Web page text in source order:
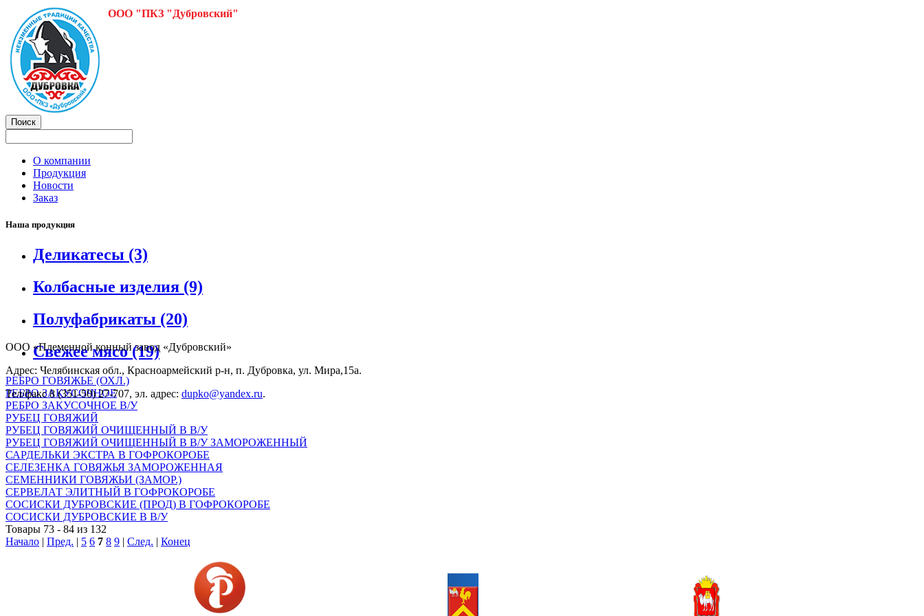
ООО "ПКЗ "Дубровский"
О компании
Продукция
Новости
Заказ
Наша продукция
Деликатесы (3)
Колбасные изделия (9)
Полуфабрикаты (20)
Свежее мясо(19)
РЕБРО ГОВЯЖЬЕ (ОХЛ.)
РЕБРО ЗАКУСОЧНОЕ
РЕБРО ЗАКУСОЧНОЕ В/У
РУБЕЦ ГОВЯЖИЙ
РУБЕЦ ГОВЯЖИЙ ОЧИЩЕННЫЙ В В/У
РУБЕЦ ГОВЯЖИЙ ОЧИЩЕННЫЙ В В/У ЗАМОРОЖЕННЫЙ
САРДЕЛЬКИ ЭКСТРА В ГОФРОКОРОБЕ
СЕЛЕЗЕНКА ГОВЯЖЬЯ ЗАМОРОЖЕННАЯ
СЕМЕННИКИ ГОВЯЖЬИ (ЗАМОР.)
СЕРВЕЛАТ ЭЛИТНЫЙ В ГОФРОКОРОБЕ
СОСИСКИ ДУБРОВСКИЕ (ПРОД) В ГОФРОКОРОБЕ
СОСИСКИ ДУБРОВСКИЕ В В/У
Товары 73 - 84 из 132
Начало | Пред. | 5 6 7 8 9 | След. | Конец
ООО «Племенной конный завод «Дубровский»
Адрес: Челябинская обл., Красноармейский р-н, п. Дубровка, ул. Мира,15а.
Тел/факс 8 (351-50) 27-707, эл. адрес: dupko@yandex.ru.